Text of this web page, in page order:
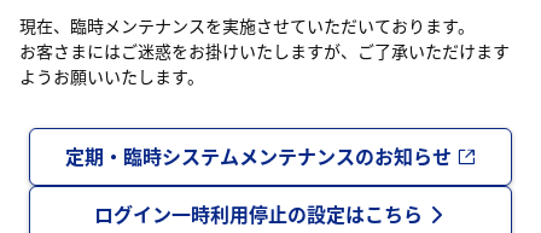
現在、臨時メンテナンスを実施させていただいております。
お客さまにはご迷惑をお掛けいたしますが、ご了承いただけます
ようお願いいたします。
定期・臨時システムメンテナンスのお知らせ
ログイン一時利用停止の設定はこちら